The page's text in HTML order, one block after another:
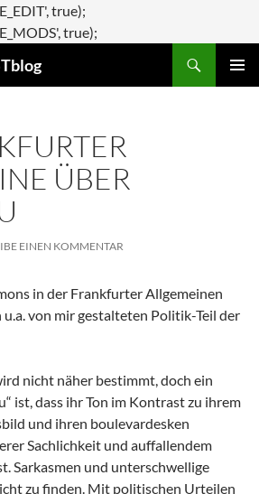
true);
true);
ÜBER
EINEN KOMMENTAR
in der Frankfurter Allgemeinen
u.a. von mir gestalteten Politik-Teil der
nicht näher bestimmt, doch ein
ist, dass ihr Ton im Kontrast zu ihrem
und ihren boulevardesken
Sachlichkeit und auffallendem
Sarkasmen und unterschwellige
zu finden. Mit politischen Urteilen